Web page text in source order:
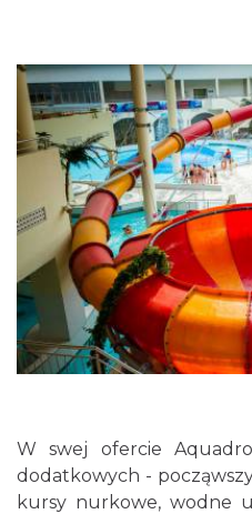
W swej ofercie
dodatkowych -
kursy nurkowe, wodne